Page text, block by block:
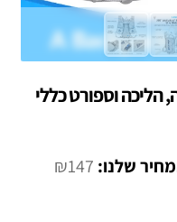
וספורט כללי
₪147 המחיר